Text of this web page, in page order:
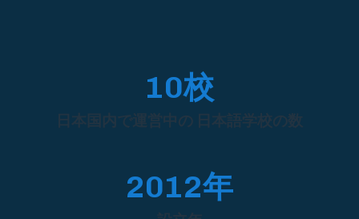
10校
日本国内で運営中の 日本語学校の数
2012年